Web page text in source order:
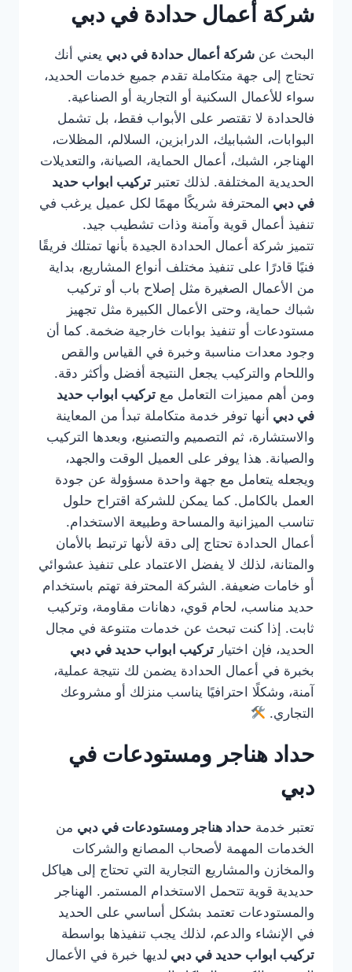
شركة أعمال حدادة في دبي
البحث عن شركة أعمال حدادة في دبي يعني أنك
تحتاج إلى جهة متكاملة تقدم جميع خدمات الحديد،
سواء للأعمال السكنية أو التجارية أو الصناعية.
فالحدادة لا تقتصر على الأبواب فقط، بل تشمل
البوابات، الشبابيك، الدرابزين، السلالم، المظلات،
الهناجر، الشبك، أعمال الحماية، الصيانة، والتعديلات
الحديدية المختلفة. لذلك تعتبر تركيب ابواب حديد
في دبي المحترفة شريكًا مهمًا لكل عميل يرغب في
تنفيذ أعمال قوية وآمنة وذات تشطيب جيد.
تتميز شركة أعمال الحدادة الجيدة بأنها تمتلك فريقًا
فنيًا قادرًا على تنفيذ مختلف أنواع المشاريع، بداية
من الأعمال الصغيرة مثل إصلاح باب أو تركيب
شباك حماية، وحتى الأعمال الكبيرة مثل تجهيز
مستودعات أو تنفيذ بوابات خارجية ضخمة. كما أن
وجود معدات مناسبة وخبرة في القياس والقص
واللحام والتركيب يجعل النتيجة أفضل وأكثر دقة.
ومن أهم مميزات التعامل مع تركيب ابواب حديد
في دبي أنها توفر خدمة متكاملة تبدأ من المعاينة
والاستشارة، ثم التصميم والتصنيع، وبعدها التركيب
والصيانة. هذا يوفر على العميل الوقت والجهد،
ويجعله يتعامل مع جهة واحدة مسؤولة عن جودة
العمل بالكامل. كما يمكن للشركة اقتراح حلول
تناسب الميزانية والمساحة وطبيعة الاستخدام.
أعمال الحدادة تحتاج إلى دقة لأنها ترتبط بالأمان
والمتانة، لذلك لا يفضل الاعتماد على تنفيذ عشوائي
أو خامات ضعيفة. الشركة المحترفة تهتم باستخدام
حديد مناسب، لحام قوي، دهانات مقاومة، وتركيب
ثابت. إذا كنت تبحث عن خدمات متنوعة في مجال
الحديد، فإن اختيار تركيب ابواب حديد في دبي
بخبرة في أعمال الحدادة يضمن لك نتيجة عملية،
آمنة، وشكلًا احترافيًا يناسب منزلك أو مشروعك
التجاري.
حداد هناجر ومستودعات في
دبي
تعتبر خدمة حداد هناجر ومستودعات في دبي من
الخدمات المهمة لأصحاب المصانع والشركات
والمخازن والمشاريع التجارية التي تحتاج إلى هياكل
حديدية قوية تتحمل الاستخدام المستمر. الهناجر
والمستودعات تعتمد بشكل أساسي على الحديد
في الإنشاء والدعم، لذلك يجب تنفيذها بواسطة
تركيب ابواب حديد في دبي لديها خبرة في الأعمال